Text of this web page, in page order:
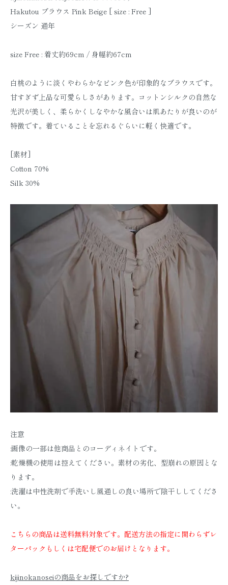
Hakutou ブラウス Pink Beige [ size : Free ]
シーズン 通年
size Free : 着丈約69cm / 身幅約67cm
白桃のように淡くやわらかなピンク色が印象的なブラウスです。
甘すぎず上品な可愛らしさがあります。コットンシルクの自然な
光沢が美しく、柔らかくしなやかな風合いは肌あたりが良いのが
特徴です。着ていることを忘れるぐらいに軽く快適です。
[素材]
Cotton 70%
Silk 30%
注意
:画像の一部は他商品とのコーディネイトです。
:乾燥機の使用は控えてください。素材の劣化、型崩れの原因とな
ります。
:洗濯は中性洗剤で手洗いし風通しの良い場所で陰干ししてくださ
い。
こちらの商品は送料無料対象です。配送方法の指定に関わらずレ
ターパックもしくは宅配便でのお届けとなります。
kijinokanoseiの商品をお探しですか?